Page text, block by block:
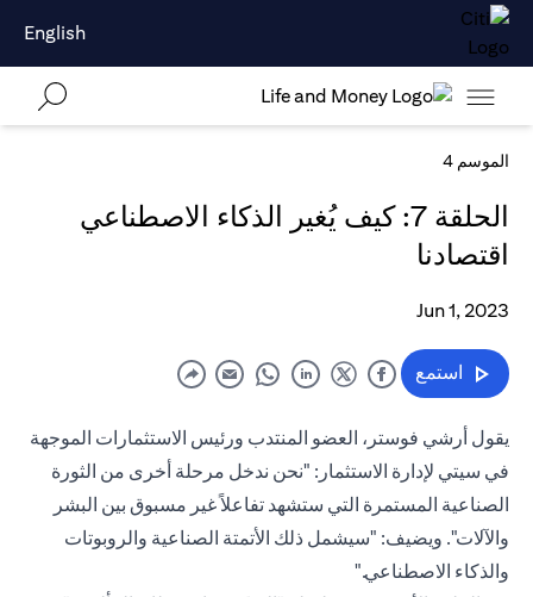
English
الموسم 4
الحلقة 7: كيف يُغير الذكاء الاصطناعي
اقتصادنا
Jun 1, 2023
استمع
يقول أرشي فوستر، العضو المنتدب ورئيس الاستثمارات الموجهة
في سيتي لإدارة الاستثمار: "نحن ندخل مرحلة أخرى من الثورة
الصناعية المستمرة التي ستشهد تفاعلاً غير مسبوق بين البشر
والآلات". ويضيف: "سيشمل ذلك الأتمتة الصناعية والروبوتات
والذكاء الاصطناعي."